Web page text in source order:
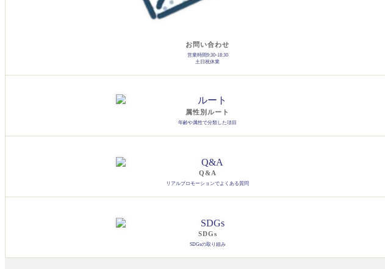
お問い合わせ
営業時間9:30-18:30
土日祝休業
属性別ルート
年齢や属性で分類した項目
Q&A
リアルプロモーションでよくある質問
SDGs
SDGsの取り組み